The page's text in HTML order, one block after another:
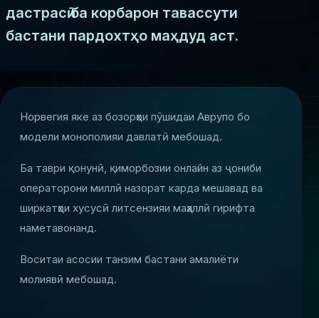
дастрасӣ ба корбарон тавассути
бастани пардохтҳо маҳдуд аст.
Норвегия яке аз бозорҳои пӯшидаи Аврупо бо
модели монополияи давлатӣ мебошад.
Ба таври қонунӣ, қиморбозии онлайн аз ҷониби
операторони миллӣ назорат карда мешавад ва
ширкатҳои хусусӣ литсензияи маҳаллӣ гирифта
наметавонанд.
Воситаи асосии танзим бастани амалиёти
молиявӣ мебошад.